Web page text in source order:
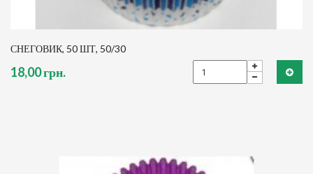
СНЕГОВИК, 50 ШТ, 50/30
18,00 грн.